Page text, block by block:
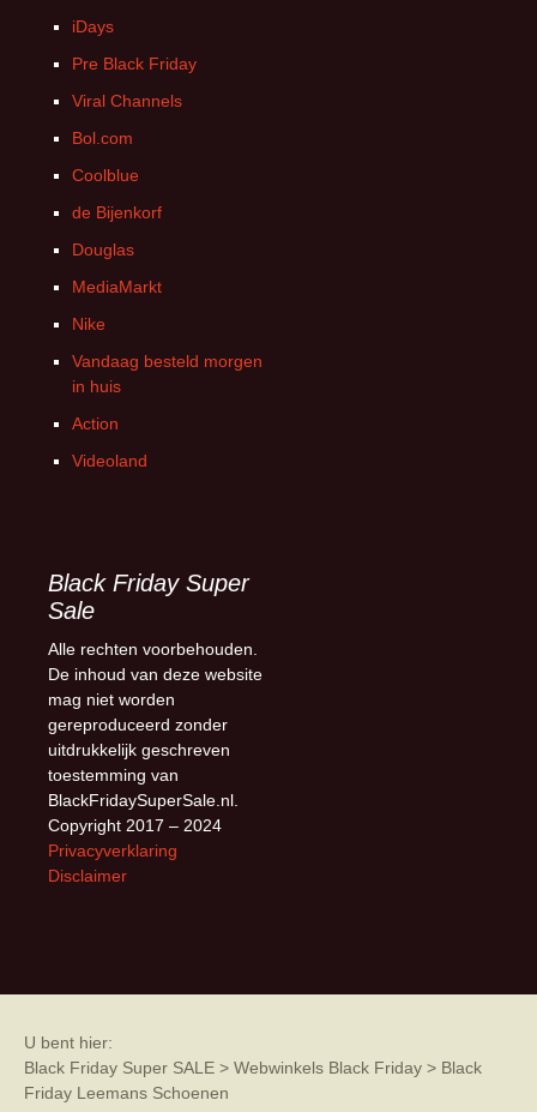
iDays
Pre Black Friday
Viral Channels
Bol.com
Coolblue
de Bijenkorf
Douglas
MediaMarkt
Nike
Vandaag besteld morgen
in huis
Action
Videoland
Black Friday Super
Sale
Alle rechten voorbehouden.
De inhoud van deze website
mag niet worden
gereproduceerd zonder
uitdrukkelijk geschreven
toestemming van
BlackFridaySuperSale.nl.
Copyright 2017 – 2024
Privacyverklaring
Disclaimer
U bent hier:
Black Friday Super SALE > Webwinkels Black Friday > Black
Friday Leemans Schoenen